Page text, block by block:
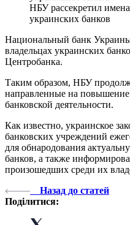
НБУ рассекретил
украинских банков
Национальный банк
владельцах украинских
Центробанка.
Таким образом, НБУ
направленные на повышение
банковской деятельности.
Как известно, украинское
банковских учреждений
для обнародования
банков, а также
произошедших среди их
Назад до статей
Поділитися: